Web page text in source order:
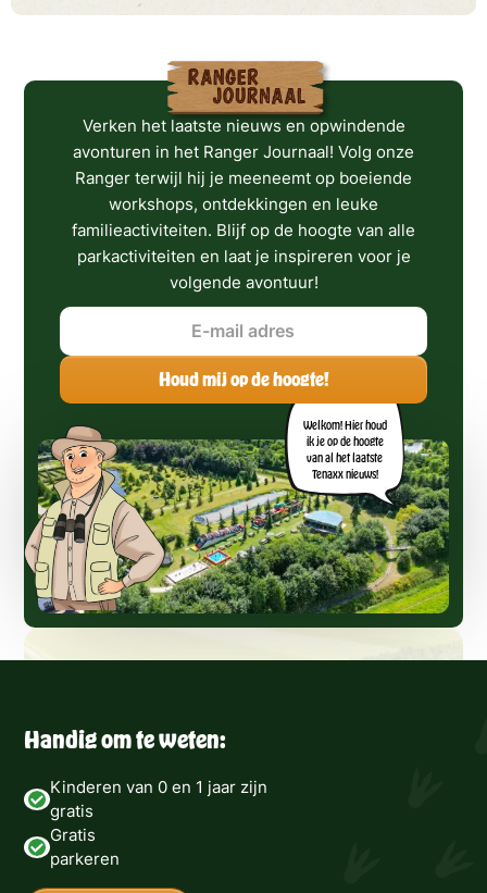
Verken het laatste nieuws en opwindende
avonturen in het Ranger Journaal! Volg onze
Ranger terwijl hij je meeneemt op boeiende
workshops, ontdekkingen en leuke
familieactiviteiten. Blijf op de hoogte van alle
parkactiviteiten en laat je inspireren voor je
volgende avontuur!
Welkom! Hier houd
ik je op de hoogte
van al het laatste
Tenaxx nieuws!
Handig om te weten:
Kinderen van 0 en 1 jaar zijn
gratis
Gratis
parkeren